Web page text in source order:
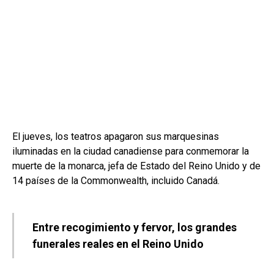
El jueves, los teatros apagaron sus marquesinas
iluminadas en la ciudad canadiense para conmemorar la
muerte de la monarca, jefa de Estado del Reino Unido y de
14 países de la Commonwealth, incluido Canadá.
Entre recogimiento y fervor, los grandes
funerales reales en el Reino Unido